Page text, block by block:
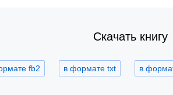
Скачать книгу
fb2 в формате txt в